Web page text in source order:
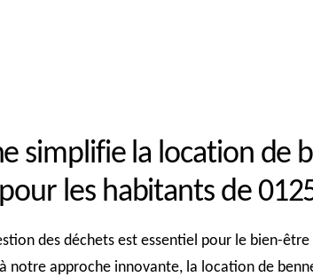
simplifie la location de
les habitants de
des déchets est essentiel pour le bien-
notre approche innovante, la location de